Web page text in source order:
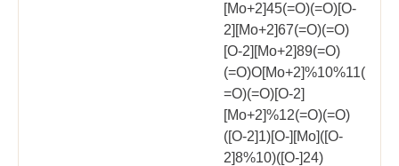
[Mo+2]45(=O)(=O)[O-
2][Mo+2]67(=O)(=O)
[O-2][Mo+2]89(=O)
(=O)O[Mo+2]%10%11(
=O)(=O)[O-2]
[Mo+2]%12(=O)(=O)
([O-2]1)[O-][Mo]([O-
2]8%10)([O-]24)